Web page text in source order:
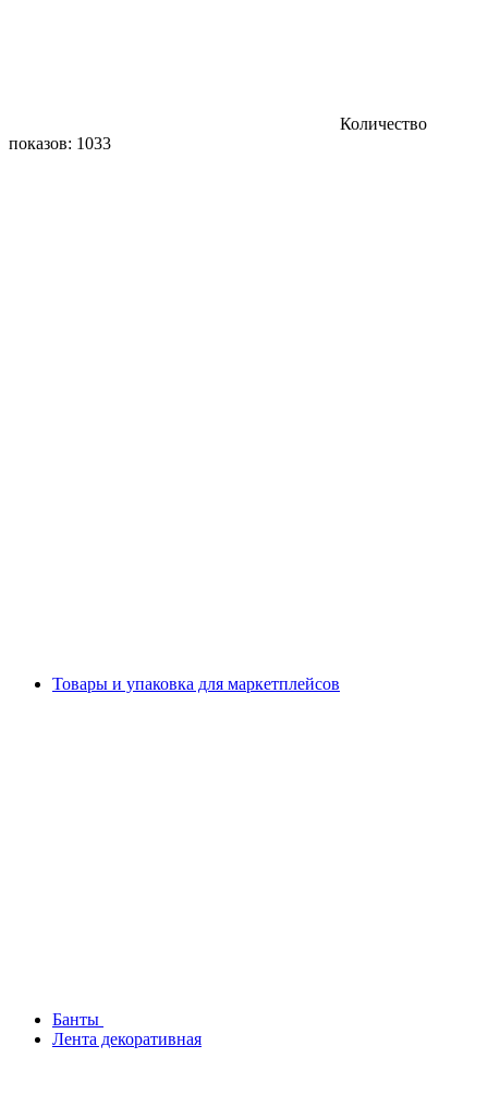
Количество
показов: 1033
Товары и упаковка для маркетплейсов
Банты
Лента декоративная